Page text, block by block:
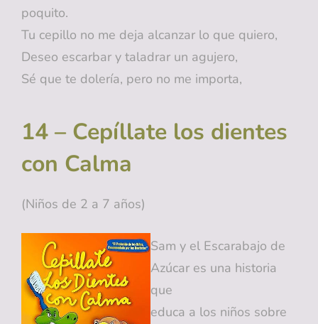
poquito.
Tu cepillo no me deja alcanzar lo que quiero,
Deseo escarbar y taladrar un agujero,
Sé que te dolería, pero no me importa,
14 – Cepíllate los dientes
con Calma
(Niños de 2 a 7 años)
Sam y el Escarabajo de
Azúcar es una historia
que
educa a los niños sobre